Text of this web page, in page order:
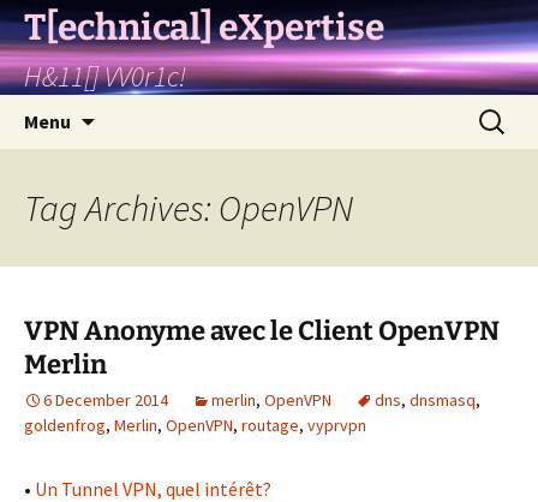
T[echnical] eXpertise
H&11[] VV0r1c!
Menu
Search
for:
Tag Archives: OpenVPN
VPN Anonyme avec le Client OpenVPN
Merlin
6 December 2014 merlin, OpenVPN dns, dnsmasq,
goldenfrog, Merlin, OpenVPN, routage, vyprvpn
• Un Tunnel VPN, quel intérêt?